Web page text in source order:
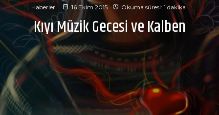
Haberler 16 Ekim 2015 Okuma süresi: 1 dakika
Kıyı Müzik Gecesi ve Kalben